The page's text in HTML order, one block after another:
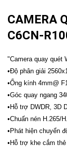
CAMERA
C6CN-
"Camera quay quét
•Độ phân giải
•Ống kính 4mm@
•Góc quay ngang
•Hỗ trợ DWDR, 3D
•Chuấn nén H.265/
•Phát hiện chuyển
•Hỗ trợ khe cắm